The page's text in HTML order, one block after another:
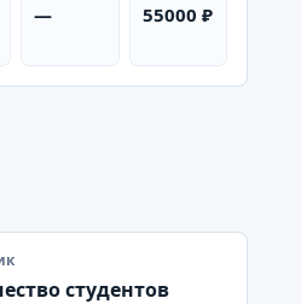
— 55000 ₽
студентов